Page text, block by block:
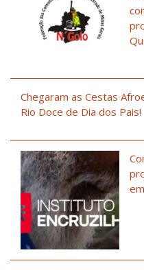
Chegaram as Cestas
Rio Doce de Dia dos Pais!